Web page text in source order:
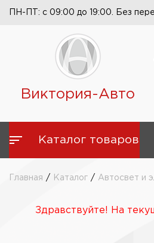
ПН-ПТ: с 09:00 до 19:00. Без
Виктория-Авто
Каталог товаров
Главная / Каталог / Автосвет и
Здравствуйте! На